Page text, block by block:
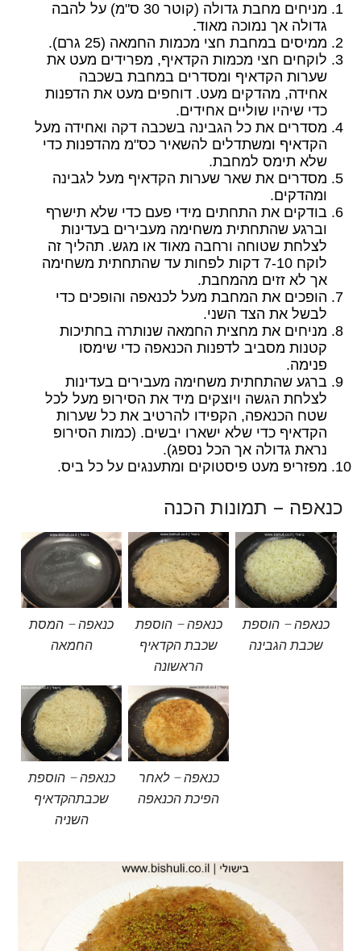
מניחים מחבת גדולה (קוטר 30 ס"מ) על להבה
גדולה אך נמוכה מאוד.
ממיסים במחבת חצי מכמות החמאה (25 גרם).
לוקחים חצי מכמות הקדאיף, מפרידים מעט את
שערות הקדאיף ומסדרים במחבת בשכבה
אחידה, מהדקים מעט. דוחפים מעט את הדפנות
כדי שיהיו שוליים אחידים.
מסדרים את כל הגבינה בשכבה דקה ואחידה מעל
הקדאיף ומשתדלים להשאיר כס"מ מהדפנות כדי
שלא תימס למחבת.
מסדרים את שאר שערות הקדאיף מעל לגבינה
ומהדקים.
בודקים את התחתים מידי פעם כדי שלא תישרף
וברגע שהתחתית משחימה מעבירים בעדינות
לצלחת שטוחה ורחבה מאוד או מגש. תהליך זה
לוקח 7-10 דקות לפחות עד שהתחתית משחימה
אך לא זזים מהמחבת.
הופכים את המחבת מעל לכנאפה והופכים כדי
לבשל את הצד השני.
מניחים את מחצית החמאה שנותרה בחתיכות
קטנות מסביב לדפנות הכנאפה כדי שימסו
פנימה.
ברגע שהתחתית משחימה מעבירים בעדינות
לצלחת הגשה ויוצקים מיד את הסירופ מעל לכל
שטח הכנאפה, הקפידו להרטיב את כל שערות
הקדאיף כדי שלא ישארו יבשים. (כמות הסירופ
נראת גדולה אך הכל נספג).
מפזריפ מעט פיסטוקים ומתענגים על כל ביס.
כנאפה – תמונות הכנה
כנאפה – המסת
החמאה
כנאפה – הוספת
שכבת הקדאיף
הראשונה
כנאפה – הוספת
שכבת הגבינה
כנאפה – הוספת
שכבתהקדאיף
השניה
כנאפה – לאחר
הפיכת הכנאפה